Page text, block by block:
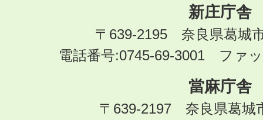
新庄庁舎
〒639-2195 奈良県葛城
電話番号:0745-69-3001 ファ
當麻庁舎
〒639-2197 奈良県葛城